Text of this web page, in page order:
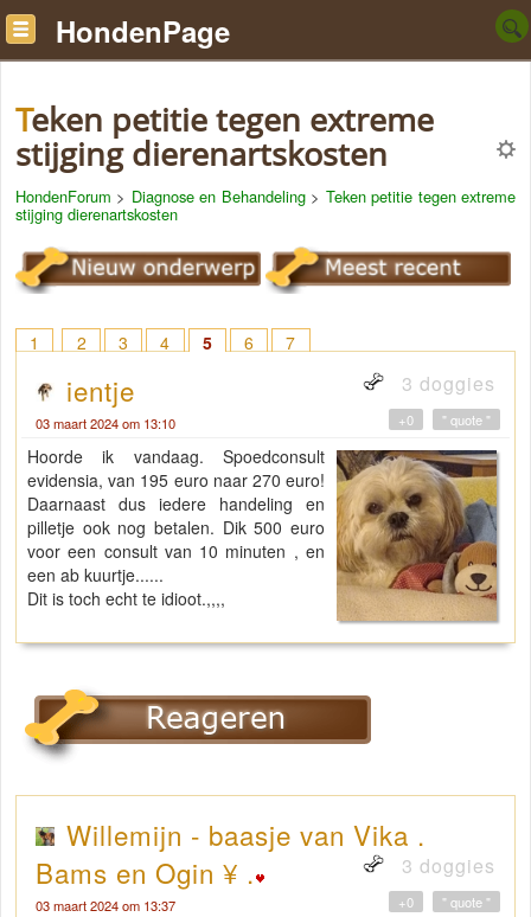
HondenPage
Teken petitie tegen extreme
stijging dierenartskosten
HondenForum > Diagnose en Behandeling> Teken petitie tegen extreme
stijging dierenartskosten
1 2 3 4 5 6 7
ientje 3 doggies
03 maart 2024 om 13:10 " quote "
+0
Hoorde ik vandaag. Spoedconsult
evidensia, van 195 euro naar 270 euro!
Daarnaast dus iedere handeling en
pilletje ook nog betalen. Dik 500 euro
voor een consult van 10 minuten , en
een ab kuurtje......
Dit is toch echt te idioot.,,,,
Willemijn - baasje van Vika .
Bams en Ogin ¥ .
3 doggies
03 maart 2024 om 13:37 " quote "
+0